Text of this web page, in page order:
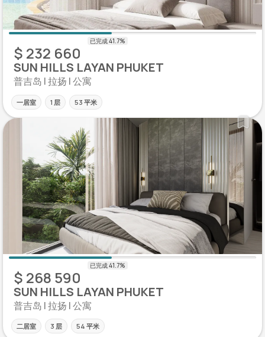
$ 232 660
SUN HILLS LAYAN PHUKET
普吉岛 | 拉扬 | 公寓
一居室 1 层 53 平米
$ 268 590
SUN HILLS LAYAN PHUKET
普吉岛 | 拉扬 | 公寓
二居室 3 层 54 平米